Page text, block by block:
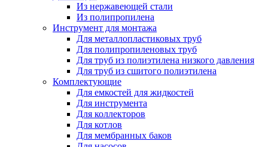
Из нержавеющей стали
Из полипропилена
Инструмент для монтажа
Для металлопластиковых труб
Для полипропиленовых труб
Для труб из полиэтилена низкого давления
Для труб из сшитого полиэтилена
Комплектующие
Для емкостей для жидкостей
Для инструмента
Для коллекторов
Для котлов
Для мембранных баков